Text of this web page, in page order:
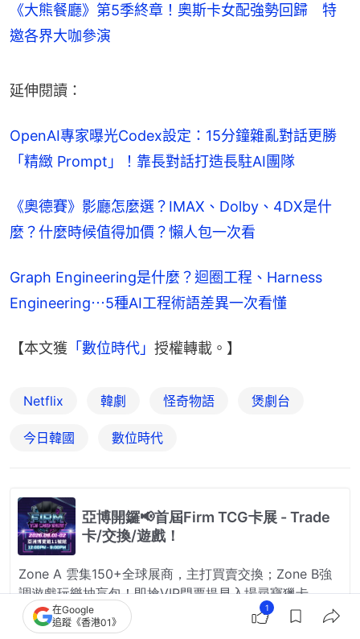
《大熊餐廳》第5季終章！奧斯卡女配強勢回歸 特
邀各界大咖參演
延伸閱讀：
OpenAI專家曝光Codex設定：15分鐘雜亂對話更勝
「精緻 Prompt」！靠長對話打造長駐AI團隊
《奧德賽》影廳怎麼選？IMAX、Dolby、4DX是什
麼？什麼時候值得加價？懶人包一次看
Graph Engineering是什麼？迴圈工程、Harness
Engineering⋯5種AI工程術語差異一次看懂
【本文獲 「數位時代」 授權轉載。】
Netflix 韓劇 怪奇物語 煲劇台
今日韓國 數位時代
在Google
追蹤《香港01》
1